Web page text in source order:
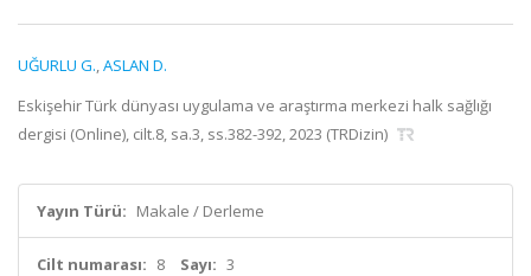
UĞURLU G.,ASLAN D.
Eskişehir Türk dünyası uygulama ve araştırma merkezi halk sağlığı
dergisi (Online), cilt.8, sa.3, ss.382-392, 2023 (TRDizin)
Yayın Türü: Makale / Derleme
Cilt numarası: 8 Sayı: 3